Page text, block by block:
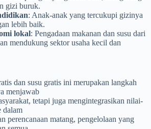
gizi buruk.
: Anak-anak yang tercukupi gizinya
lebih baik.
lokal: Pengadaan makanan dan susu dari
mendukung sektor usaha kecil dan
dan susu gratis ini merupakan langkah
menjawab
tetapi juga mengintegrasikan nilai-
dalam
perencanaan matang, pengelolaan yang